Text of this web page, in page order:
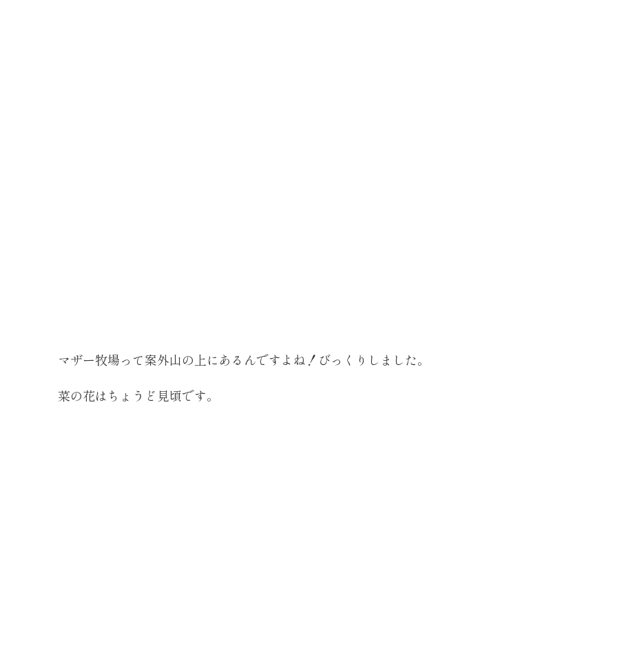
マザー牧場って案外山の上にあるんですよね！びっくりしました。
菜の花はちょうど見頃です。